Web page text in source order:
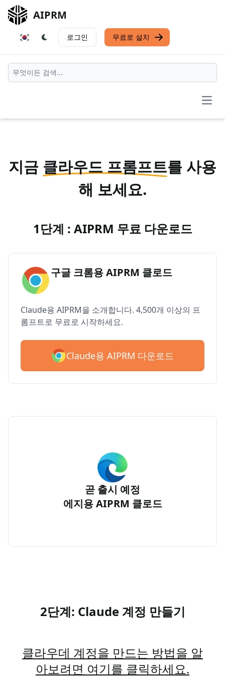
AIPRM
로그인 무료로 설치
지금 클라우드 프롬프트를 사용
해 보세요.
1단계 : AIPRM 무료 다운로드
구글 크롬용 AIPRM 클로드
Claude용 AIPRM을 소개합니다. 4,500개 이상의 프
롬프트로 무료로 시작하세요.
Claude용 AIPRM 다운로드
곧 출시 예정
에지용 AIPRM 클로드
2단계: Claude 계정 만들기
클라우데 계정을 만드는 방법을 알
아보려면 여기를 클릭하세요.